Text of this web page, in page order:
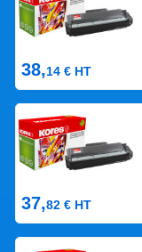
38,14 € HT
37,82 € HT